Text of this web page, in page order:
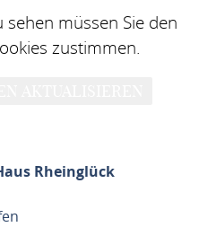
müssen Sie den
zustimmen.
Rheinglück